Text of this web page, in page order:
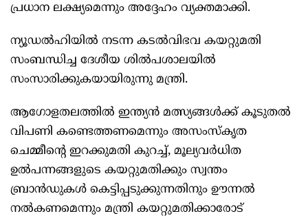
പ്രധാന ലക്ഷ്യമെന്നും അദ്ദേഹം വ്യക്തമാക്കി.
ന്യൂഡൽഹിയിൽ നടന്ന കടൽവിഭവ കയറ്റുമതി
സംബന്ധിച്ച ദേശീയ ശിൽപശാലയിൽ
സംസാരിക്കുകയായിരുന്നു മന്ത്രി.
ആഗോളതലത്തിൽ ഇന്ത്യൻ മത്സ്യങ്ങൾക്ക് കൂടുതൽ
വിപണി കണ്ടെത്തണമെന്നും അസംസ്‌കൃത
ചെമ്മീന്റെ ഇറക്കുമതി കുറച്ച്, മൂല്യവർധിത
ഉൽപന്നങ്ങളുടെ കയറ്റുമതിക്കും സ്വന്തം
ബ്രാൻഡുകൾ കെട്ടിപ്പടുക്കുന്നതിനും ഊന്നൽ
നൽകണമെന്നും മന്ത്രി കയറ്റുമതിക്കാരോട്